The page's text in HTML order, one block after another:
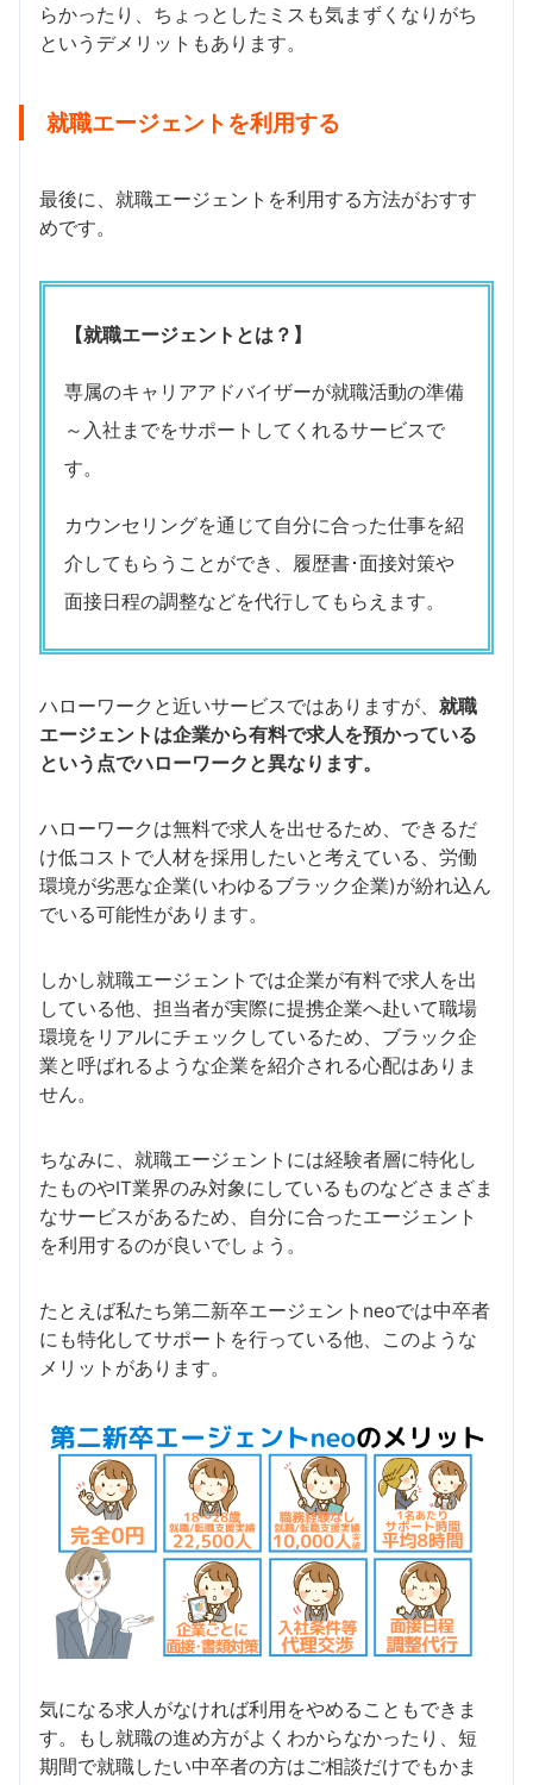
らかったり、ちょっとしたミスも気まずくなりがち
というデメリットもあります。
就職エージェントを利用する
最後に、就職エージェントを利用する方法がおすす
めです。
【就職エージェントとは？】
専属のキャリアアドバイザーが就職活動の準備
～入社までをサポートしてくれるサービスで
す。
カウンセリングを通じて自分に合った仕事を紹
介してもらうことができ、履歴書･面接対策や
面接日程の調整などを代行してもらえます。
ハローワークと近いサービスではありますが、 就職
エージェントは企業から有料で求人を預かっている
という点でハローワークと異なります。
ハローワークは無料で求人を出せるため、できるだ
け低コストで人材を採用したいと考えている、労働
環境が劣悪な企業(いわゆるブラック企業)が紛れ込ん
でいる可能性があります。
しかし就職エージェントでは企業が有料で求人を出
している他、担当者が実際に提携企業へ赴いて職場
環境をリアルにチェックしているため、ブラック企
業と呼ばれるような企業を紹介される心配はありま
せん。
ちなみに、就職エージェントには経験者層に特化し
たものやIT業界のみ対象にしているものなどさまざま
なサービスがあるため、自分に合ったエージェント
を利用するのが良いでしょう。
たとえば私たち第二新卒エージェントneoでは中卒者
にも特化してサポートを行っている他、このような
メリットがあります。
気になる求人がなければ利用をやめることもできま
す。もし就職の進め方がよくわからなかったり、短
期間で就職したい中卒者の方はご相談だけでもかま